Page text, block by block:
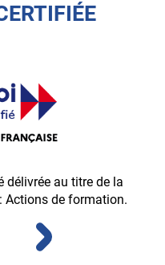
délivrée au titre de la
Actions de formation.